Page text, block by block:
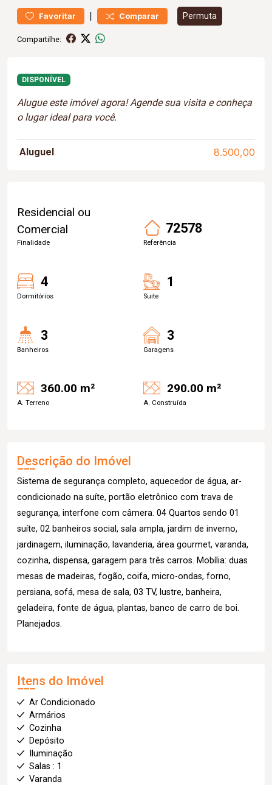
Favoritar | Comparar Permuta
Compartilhe:
DISPONÍVEL
Alugue este imóvel agora! Agende sua visita e conheça
o lugar ideal para você.
Aluguel 8.500,00
Residencial ou
Comercial
Finalidade
72578
Referência
4
Dormitórios
1
Suite
3
Banheiros
3
Garagens
360.00 m²
A. Terreno
290.00 m²
A. Construída
Descrição do Imóvel
Sistema de segurança completo, aquecedor de água, ar-
condicionado na suíte, portão eletrônico com trava de
segurança, interfone com câmera. 04 Quartos sendo 01
suíte, 02 banheiros social, sala ampla, jardim de inverno,
jardinagem, iluminação, lavanderia, área gourmet, varanda,
cozinha, dispensa, garagem para três carros. Mobília: duas
mesas de madeiras, fogão, coifa, micro-ondas, forno,
persiana, sofá, mesa de sala, 03 TV, lustre, banheira,
geladeira, fonte de água, plantas, banco de carro de boi.
Planejados.
Itens do Imóvel
Ar Condicionado
Armários
Cozinha
Depósito
Iluminação
Salas : 1
Varanda